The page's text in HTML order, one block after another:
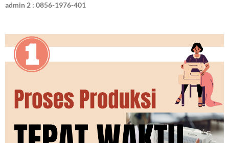
admin 2 : 0856-1976-401